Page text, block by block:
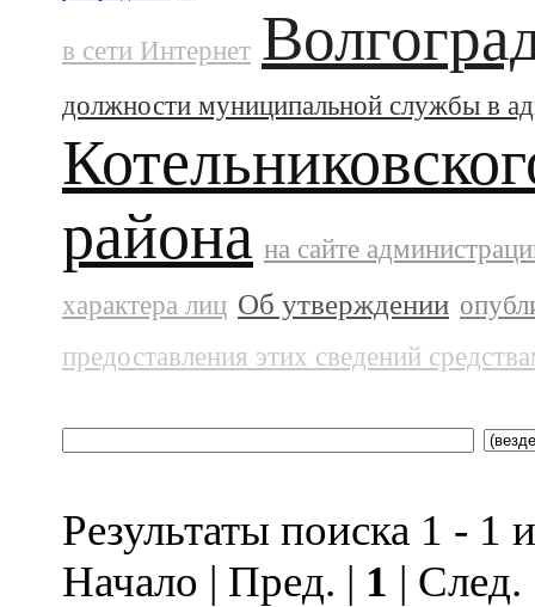
в сети Интернет
должности муниципальной службы в
района на сайте
характера лиц Об утверждении
предоставления этих сведений
Результаты поиска 1 - 1
Начало | Пред. | 1 |